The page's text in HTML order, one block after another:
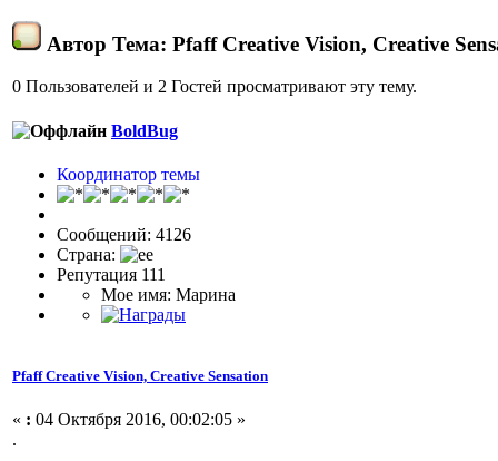
Автор Тема: Pfaff Creative Vision, Creative
0 Пользователей и 2 Гостей просматривают эту тему.
BoldBug
Координатор темы
Сообщений: 4126
Страна:
Репутация 111
Мое имя: Марина
Pfaff Creative Vision, Creative Sensation
« : 04 Октября 2016, 00:02:05 »
.